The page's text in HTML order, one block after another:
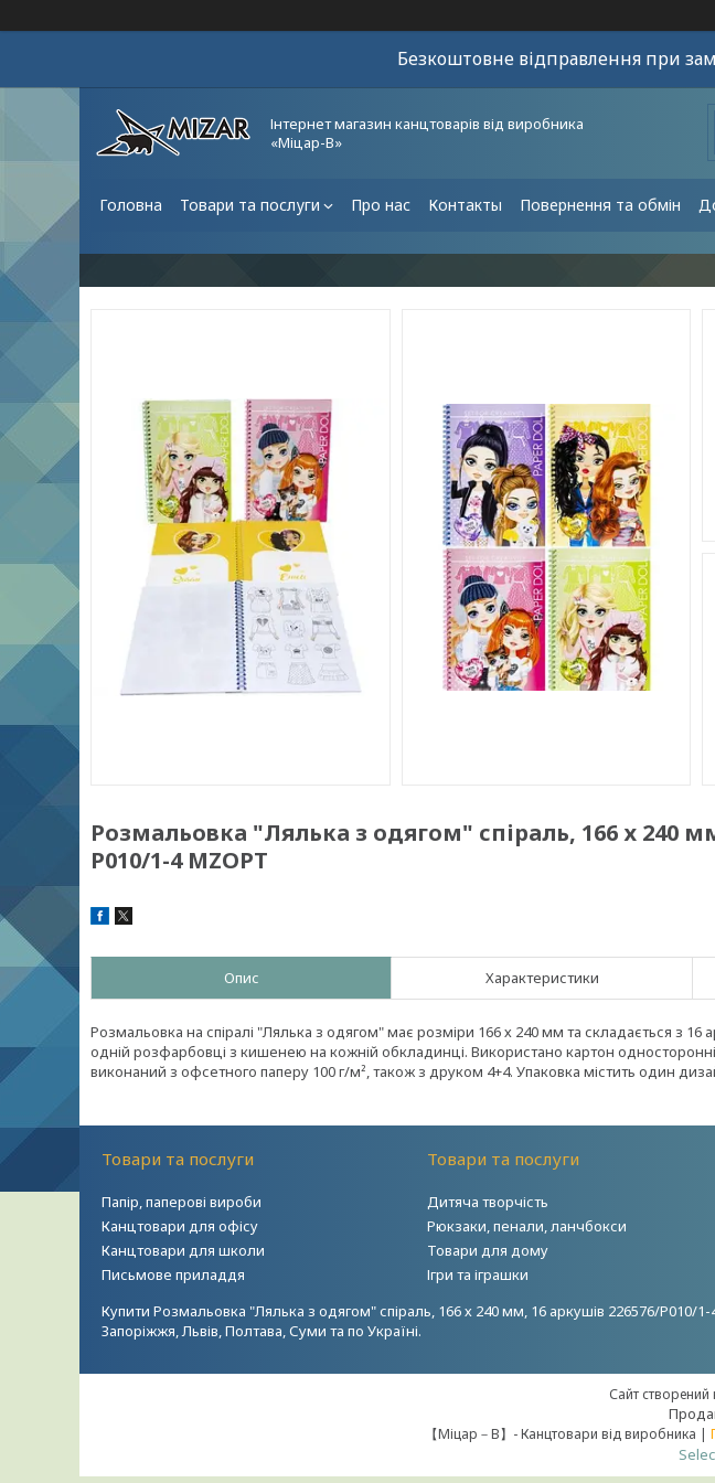
Безкоштовне відправлення при
Інтернет магазин канцтоварів від виробника
«Міцар-В»
Головна Товари та послуги Про нас Контакты Повернення та обмін
Розмальовка "Лялька з одягом" спіраль, 166 х 240
Р010/1-4 MZOPT
Опис Характеристики
Розмальовка на спіралі "Лялька з одягом" має розміри 166 х 240 мм та складається з 16
одній розфарбовці з кишенею на кожній обкладинці. Використано картон
виконаний з офсетного паперу 100 г/м², також з друком 4+4. Упаковка містить один
Товари та послуги
Папір, паперові вироби
Канцтовари для офісу
Канцтовари для школи
Письмове приладдя
Товари та послуги
Дитяча творчість
Рюкзаки, пенали, ланчбокси
Товари для дому
Ігри та іграшки
Купити Розмальовка "Лялька з одягом" спіраль, 166 х 240 мм, 16 аркушів 226576/
Запоріжжя, Львів, Полтава, Суми та по Україні.
Сайт створений
【 Міцар－В】- Канцтовари від виробника |